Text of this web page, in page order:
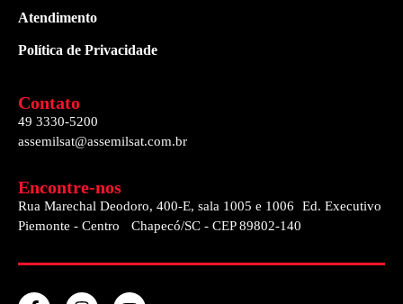
Atendimento
Política de Privacidade
Contato
49 3330-5200
assemilsat@assemilsat.com.br
Encontre-nos
Rua Marechal Deodoro, 400-E, sala 1005 e 1006 Ed. Executivo
Piemonte - Centro Chapecó/SC - CEP 89802-140